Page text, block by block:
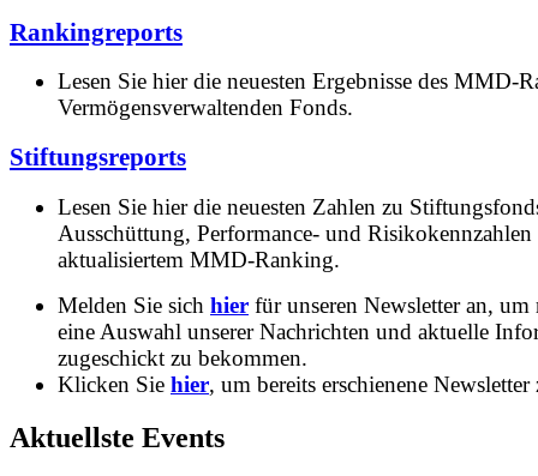
Rankingreports
Lesen Sie hier die neuesten Ergebnisse des MMD-
Vermögensverwaltenden Fonds.
Stiftungsreports
Lesen Sie hier die neuesten Zahlen zu
Ausschüttung, Performance- und
aktualisiertem MMD-Ranking.
Melden Sie sich hier für unseren Newsletter an, um
eine Auswahl unserer Nachrichten und aktuelle
zugeschickt zu bekommen.
Klicken Sie hier, um bereits erschienene Newsletter
Aktuellste Events